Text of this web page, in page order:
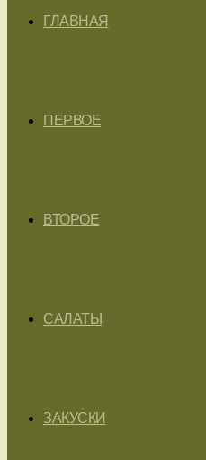
ГЛАВНАЯ
ПЕРВОЕ
ВТОРОЕ
САЛАТЫ
ЗАКУСКИ